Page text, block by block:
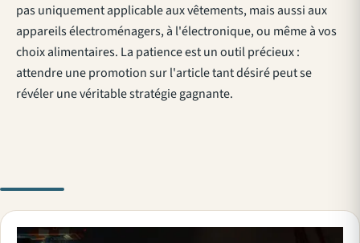
pas uniquement applicable aux vêtements, mais aussi aux
appareils électroménagers, à l'électronique, ou même à vos
choix alimentaires. La patience est un outil précieux :
attendre une promotion sur l'article tant désiré peut se
révéler une véritable stratégie gagnante.